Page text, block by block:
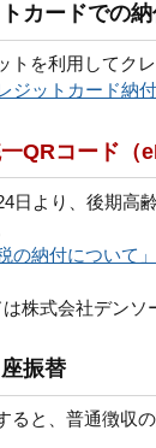
トカードでの
トを利用してク
レジットカード納
QRコード
日より、後期高
税の納付について
株式会社デンソ
振替
ると、普通徴収